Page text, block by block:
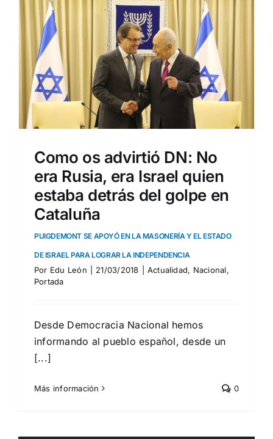
Como os advirtió DN: No
era Rusia, era Israel quien
estaba detrás del golpe en
Cataluña
PUIGDEMONT SE APOYÓ EN LA MASONERÍA Y EL ESTADO
DE ISRAEL PARA LOGRAR LA INDEPENDENCIA
Por Edu León 21/03/2018 Actualidad, Nacional,
Portada
Desde Democracia Nacional hemos
informando al pueblo español, desde un
[...]
Más información 0